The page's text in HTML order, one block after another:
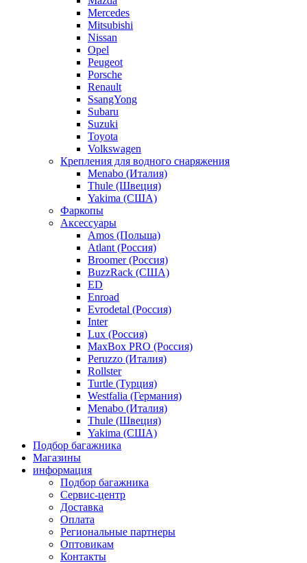
Mercedes
Mitsubishi
Nissan
Opel
Peugeot
Porsche
Renault
SsangYong
Subaru
Suzuki
Toyota
Volkswagen
Крепления для водного снаряжения
Menabo (Италия)
Thule (Швеция)
Yakima (США)
Фаркопы
Аксессуары
Amos (Польша)
Atlant (Россия)
Broomer (Россия)
BuzzRack (США)
ED
Enroad
Evrodetal (Россия)
Inter
Lux (Россия)
MaxBox PRO (Россия)
Peruzzo (Италия)
Rollster
Turtle (Турция)
Westfalia (Германия)
Menabo (Италия)
Thule (Швеция)
Yakima (США)
Подбор багажника
Магазины
информация
Подбор багажника
Сервис-центр
Доставка
Оплата
Региональные партнеры
Оптовикам
Контакты